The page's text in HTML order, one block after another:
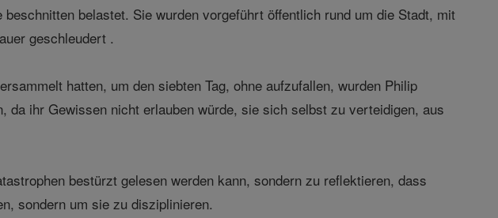
belastet. Sie wurden vorgeführt öffentlich rund um die Stadt, mit
geschleudert .
hatten, um den siebten Tag, ohne aufzufallen, wurden Philip
da ihr Gewissen nicht erlauben würde, sie sich selbst zu verteidigen, aus
bestürzt gelesen werden kann, sondern zu reflektieren, dass
sondern um sie zu disziplinieren.